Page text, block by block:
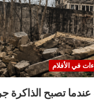
في الأفلام
تصبح الذاكرة